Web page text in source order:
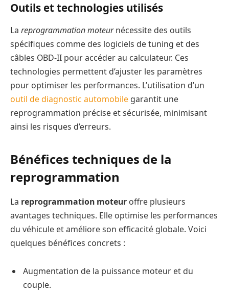
Outils et technologies utilisés
La reprogrammation moteurnécessite des outils
spécifiques comme des logiciels de tuning et des
câbles OBD-II pour accéder au calculateur. Ces
technologies permettent d’ajuster les paramètres
pour optimiser les performances. L’utilisation d’un
outil de diagnostic automobile garantit une
reprogrammation précise et sécurisée, minimisant
ainsi les risques d’erreurs.
Bénéfices techniques de la
reprogrammation
La reprogrammation moteur offre plusieurs
avantages techniques. Elle optimise les performances
du véhicule et améliore son efficacité globale. Voici
quelques bénéfices concrets :
Augmentation de la puissance moteur et du
couple.